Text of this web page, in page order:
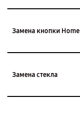
Замена кнопки Home
Замена стекла